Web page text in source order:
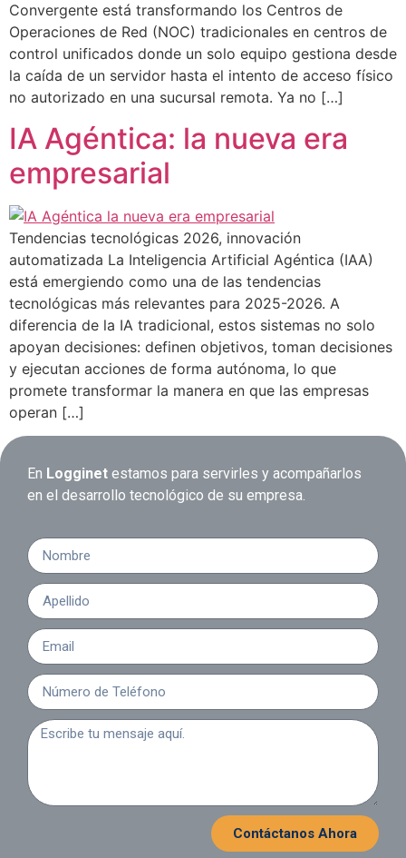
Convergente está transformando los Centros de
Operaciones de Red (NOC) tradicionales en centros de
control unificados donde un solo equipo gestiona desde
la caída de un servidor hasta el intento de acceso físico
no autorizado en una sucursal remota. Ya no […]
IA Agéntica: la nueva era
empresarial
Tendencias tecnológicas 2026, innovación
automatizada La Inteligencia Artificial Agéntica (IAA)
está emergiendo como una de las tendencias
tecnológicas más relevantes para 2025-2026. A
diferencia de la IA tradicional, estos sistemas no solo
apoyan decisiones: definen objetivos, toman decisiones
y ejecutan acciones de forma autónoma, lo que
promete transformar la manera en que las empresas
operan […]
En Logginet estamos para servirles y acompañarlos
en el desarrollo tecnológico de su empresa.
Contáctanos Ahora